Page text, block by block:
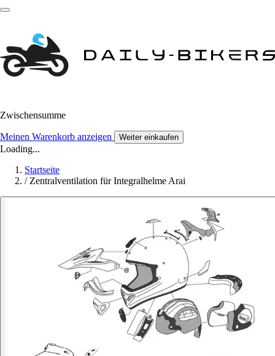
Zwischensumme
Meinen Warenkorb anzeigen Weiter einkaufen
Loading...
Startseite
/ Zentralventilation für Integralhelme Arai